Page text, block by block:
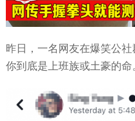
昨日，一名网友在爆笑公
你到底是上班族或土豪的命